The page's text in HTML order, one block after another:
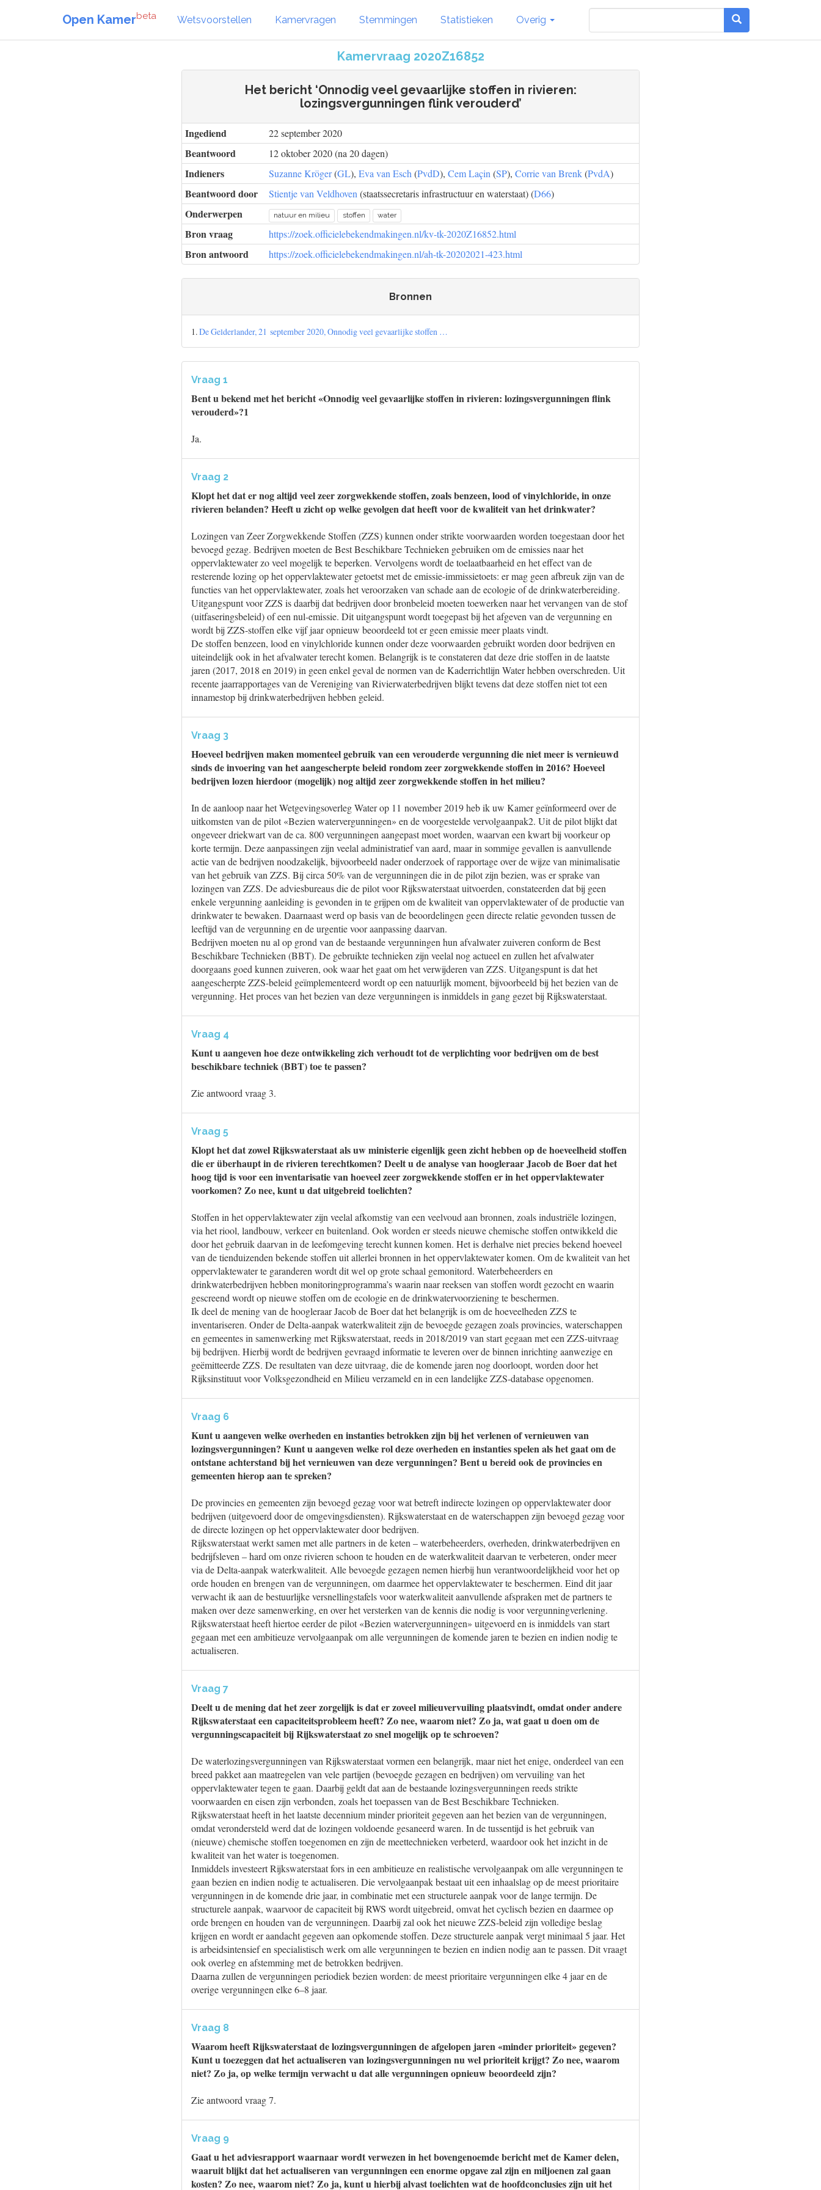
Open Kamerbeta Wetsvoorstellen Kamervragen Stemmingen Statistieken Overig
Kamervraag 2020Z16852
Het bericht ‘Onnodig veel gevaarlijke stoffen in rivieren:
lozingsvergunningen flink verouderd’
Ingediend 22 september 2020
Beantwoord 12 oktober 2020 (na 20 dagen)
Indieners Suzanne Kröger(GL), Eva van Esch (PvdD), Cem Laçin (SP), Corrie van Brenk(PvdA)
Beantwoord door Stientje van Veldhoven (staatssecretaris infrastructuur en waterstaat) (D66)
Onderwerpen natuur en milieu stoffen water
Bron vraag https://zoek.officielebekendmakingen.nl/kv-tk-2020Z16852.html
Bron antwoord https://zoek.officielebekendmakingen.nl/ah-tk-20202021-423.html
Bronnen
1.De Gelderlander, 21 september 2020, Onnodig veel gevaarlijke stoffen …
Vraag 1
Bent u bekend met het bericht «Onnodig veel gevaarlijke stoffen in rivieren: lozingsvergunningen flink
verouderd»?1
Ja.
Vraag 2
Klopt het dat er nog altijd veel zeer zorgwekkende stoffen, zoals benzeen, lood of vinylchloride, in onze
rivieren belanden? Heeft u zicht op welke gevolgen dat heeft voor de kwaliteit van het drinkwater?
Lozingen van Zeer Zorgwekkende Stoffen (ZZS) kunnen onder strikte voorwaarden worden toegestaan door het
bevoegd gezag. Bedrijven moeten de Best Beschikbare Technieken gebruiken om de emissies naar het
oppervlaktewater zo veel mogelijk te beperken. Vervolgens wordt de toelaatbaarheid en het effect van de
resterende lozing op het oppervlaktewater getoetst met de emissie-immissietoets: er mag geen afbreuk zijn van de
functies van het oppervlaktewater, zoals het veroorzaken van schade aan de ecologie of de drinkwaterbereiding.
Uitgangspunt voor ZZS is daarbij dat bedrijven door bronbeleid moeten toewerken naar het vervangen van de stof
(uitfaseringsbeleid) of een nul-emissie. Dit uitgangspunt wordt toegepast bij het afgeven van de vergunning en
wordt bij ZZS-stoffen elke vijf jaar opnieuw beoordeeld tot er geen emissie meer plaats vindt.
De stoffen benzeen, lood en vinylchloride kunnen onder deze voorwaarden gebruikt worden door bedrijven en
uiteindelijk ook in het afvalwater terecht komen. Belangrijk is te constateren dat deze drie stoffen in de laatste
jaren (2017, 2018 en 2019) in geen enkel geval de normen van de Kaderrichtlijn Water hebben overschreden. Uit
recente jaarrapportages van de Vereniging van Rivierwaterbedrijven blijkt tevens dat deze stoffen niet tot een
innamestop bij drinkwaterbedrijven hebben geleid.
Vraag 3
Hoeveel bedrijven maken momenteel gebruik van een verouderde vergunning die niet meer is vernieuwd
sinds de invoering van het aangescherpte beleid rondom zeer zorgwekkende stoffen in 2016? Hoeveel
bedrijven lozen hierdoor (mogelijk) nog altijd zeer zorgwekkende stoffen in het milieu?
In de aanloop naar het Wetgevingsoverleg Water op 11 november 2019 heb ik uw Kamer geïnformeerd over de
uitkomsten van de pilot «Bezien watervergunningen» en de voorgestelde vervolgaanpak2. Uit de pilot blijkt dat
ongeveer driekwart van de ca. 800 vergunningen aangepast moet worden, waarvan een kwart bij voorkeur op
korte termijn. Deze aanpassingen zijn veelal administratief van aard, maar in sommige gevallen is aanvullende
actie van de bedrijven noodzakelijk, bijvoorbeeld nader onderzoek of rapportage over de wijze van minimalisatie
van het gebruik van ZZS. Bij circa 50% van de vergunningen die in de pilot zijn bezien, was er sprake van
lozingen van ZZS. De adviesbureaus die de pilot voor Rijkswaterstaat uitvoerden, constateerden dat bij geen
enkele vergunning aanleiding is gevonden in te grijpen om de kwaliteit van oppervlaktewater of de productie van
drinkwater te bewaken. Daarnaast werd op basis van de beoordelingen geen directe relatie gevonden tussen de
leeftijd van de vergunning en de urgentie voor aanpassing daarvan.
Bedrijven moeten nu al op grond van de bestaande vergunningen hun afvalwater zuiveren conform de Best
Beschikbare Technieken (BBT). De gebruikte technieken zijn veelal nog actueel en zullen het afvalwater
doorgaans goed kunnen zuiveren, ook waar het gaat om het verwijderen van ZZS. Uitgangspunt is dat het
aangescherpte ZZS-beleid geïmplementeerd wordt op een natuurlijk moment, bijvoorbeeld bij het bezien van de
vergunning. Het proces van het bezien van deze vergunningen is inmiddels in gang gezet bij Rijkswaterstaat.
Vraag 4
Kunt u aangeven hoe deze ontwikkeling zich verhoudt tot de verplichting voor bedrijven om de best
beschikbare techniek (BBT) toe te passen?
Zie antwoord vraag 3.
Vraag 5
Klopt het dat zowel Rijkswaterstaat als uw ministerie eigenlijk geen zicht hebben op de hoeveelheid stoffen
die er überhaupt in de rivieren terechtkomen? Deelt u de analyse van hoogleraar Jacob de Boer dat het
hoog tijd is voor een inventarisatie van hoeveel zeer zorgwekkende stoffen er in het oppervlaktewater
voorkomen? Zo nee, kunt u dat uitgebreid toelichten?
Stoffen in het oppervlaktewater zijn veelal afkomstig van een veelvoud aan bronnen, zoals industriële lozingen,
via het riool, landbouw, verkeer en buitenland. Ook worden er steeds nieuwe chemische stoffen ontwikkeld die
door het gebruik daarvan in de leefomgeving terecht kunnen komen. Het is derhalve niet precies bekend hoeveel
van de tienduizenden bekende stoffen uit allerlei bronnen in het oppervlaktewater komen. Om de kwaliteit van het
oppervlaktewater te garanderen wordt dit wel op grote schaal gemonitord. Waterbeheerders en
drinkwaterbedrijven hebben monitoringprogramma’s waarin naar reeksen van stoffen wordt gezocht en waarin
gescreend wordt op nieuwe stoffen om de ecologie en de drinkwatervoorziening te beschermen.
Ik deel de mening van de hoogleraar Jacob de Boer dat het belangrijk is om de hoeveelheden ZZS te
inventariseren. Onder de Delta-aanpak waterkwaliteit zijn de bevoegde gezagen zoals provincies, waterschappen
en gemeentes in samenwerking met Rijkswaterstaat, reeds in 2018/2019 van start gegaan met een ZZS-uitvraag
bij bedrijven. Hierbij wordt de bedrijven gevraagd informatie te leveren over de binnen inrichting aanwezige en
geëmitteerde ZZS. De resultaten van deze uitvraag, die de komende jaren nog doorloopt, worden door het
Rijksinstituut voor Volksgezondheid en Milieu verzameld en in een landelijke ZZS-database opgenomen.
Vraag 6
Kunt u aangeven welke overheden en instanties betrokken zijn bij het verlenen of vernieuwen van
lozingsvergunningen? Kunt u aangeven welke rol deze overheden en instanties spelen als het gaat om de
ontstane achterstand bij het vernieuwen van deze vergunningen? Bent u bereid ook de provincies en
gemeenten hierop aan te spreken?
De provincies en gemeenten zijn bevoegd gezag voor wat betreft indirecte lozingen op oppervlaktewater door
bedrijven (uitgevoerd door de omgevingsdiensten). Rijkswaterstaat en de waterschappen zijn bevoegd gezag voor
de directe lozingen op het oppervlaktewater door bedrijven.
Rijkswaterstaat werkt samen met alle partners in de keten – waterbeheerders, overheden, drinkwaterbedrijven en
bedrijfsleven – hard om onze rivieren schoon te houden en de waterkwaliteit daarvan te verbeteren, onder meer
via de Delta-aanpak waterkwaliteit. Alle bevoegde gezagen nemen hierbij hun verantwoordelijkheid voor het op
orde houden en brengen van de vergunningen, om daarmee het oppervlaktewater te beschermen. Eind dit jaar
verwacht ik aan de bestuurlijke versnellingstafels voor waterkwaliteit aanvullende afspraken met de partners te
maken over deze samenwerking, en over het versterken van de kennis die nodig is voor vergunningverlening.
Rijkswaterstaat heeft hiertoe eerder de pilot «Bezien watervergunningen» uitgevoerd en is inmiddels van start
gegaan met een ambitieuze vervolgaanpak om alle vergunningen de komende jaren te bezien en indien nodig te
actualiseren.
Vraag 7
Deelt u de mening dat het zeer zorgelijk is dat er zoveel milieuvervuiling plaatsvindt, omdat onder andere
Rijkswaterstaat een capaciteitsprobleem heeft? Zo nee, waarom niet? Zo ja, wat gaat u doen om de
vergunningscapaciteit bij Rijkswaterstaat zo snel mogelijk op te schroeven?
De waterlozingsvergunningen van Rijkswaterstaat vormen een belangrijk, maar niet het enige, onderdeel van een
breed pakket aan maatregelen van vele partijen (bevoegde gezagen en bedrijven) om vervuiling van het
oppervlaktewater tegen te gaan. Daarbij geldt dat aan de bestaande lozingsvergunningen reeds strikte
voorwaarden en eisen zijn verbonden, zoals het toepassen van de Best Beschikbare Technieken.
Rijkswaterstaat heeft in het laatste decennium minder prioriteit gegeven aan het bezien van de vergunningen,
omdat verondersteld werd dat de lozingen voldoende gesaneerd waren. In de tussentijd is het gebruik van
(nieuwe) chemische stoffen toegenomen en zijn de meettechnieken verbeterd, waardoor ook het inzicht in de
kwaliteit van het water is toegenomen.
Inmiddels investeert Rijkswaterstaat fors in een ambitieuze en realistische vervolgaanpak om alle vergunningen te
gaan bezien en indien nodig te actualiseren. Die vervolgaanpak bestaat uit een inhaalslag op de meest prioritaire
vergunningen in de komende drie jaar, in combinatie met een structurele aanpak voor de lange termijn. De
structurele aanpak, waarvoor de capaciteit bij RWS wordt uitgebreid, omvat het cyclisch bezien en daarmee op
orde brengen en houden van de vergunningen. Daarbij zal ook het nieuwe ZZS-beleid zijn volledige beslag
krijgen en wordt er aandacht gegeven aan opkomende stoffen. Deze structurele aanpak vergt minimaal 5 jaar. Het
is arbeidsintensief en specialistisch werk om alle vergunningen te bezien en indien nodig aan te passen. Dit vraagt
ook overleg en afstemming met de betrokken bedrijven.
Daarna zullen de vergunningen periodiek bezien worden: de meest prioritaire vergunningen elke 4 jaar en de
overige vergunningen elke 6–8 jaar.
Vraag 8
Waarom heeft Rijkswaterstaat de lozingsvergunningen de afgelopen jaren «minder prioriteit» gegeven?
Kunt u toezeggen dat het actualiseren van lozingsvergunningen nu wel prioriteit krijgt? Zo nee, waarom
niet? Zo ja, op welke termijn verwacht u dat alle vergunningen opnieuw beoordeeld zijn?
Zie antwoord vraag 7.
Vraag 9
Gaat u het adviesrapport waarnaar wordt verwezen in het bovengenoemde bericht met de Kamer delen,
waaruit blijkt dat het actualiseren van vergunningen een enorme opgave zal zijn en miljoenen zal gaan
kosten? Zo nee, waarom niet? Zo ja, kunt u hierbij alvast toelichten wat de hoofdconclusies zijn uit het